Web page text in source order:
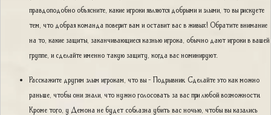
правдоподобно объясните, какие игроки являются добрыми и злыми, то вы рискуете
тем, что добрая команда поверит вам и оставит вас в живых! Обратите внимание
на то, какие защиты, заканчивающиеся казнью игрока, обычно дают игроки в вашей
группе, и сделайте именно такую защиту, когда вас номинируют.
Расскажите другим злым игрокам, что вы - Подрывник. Сделайте это как можно
раньше, чтобы они знали, что нужно голосовать за вас при любой возможности.
Кроме того, у Демона не будет соблазна убить вас ночью, чтобы вы казались